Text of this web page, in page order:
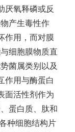
厌氧释磷或反
产生毒性作
作用，而对膜
细胞膜物质直
菌属类别以及
作用与酶蛋白
面活性剂作为
蛋白质、肽和
种细胞结构片